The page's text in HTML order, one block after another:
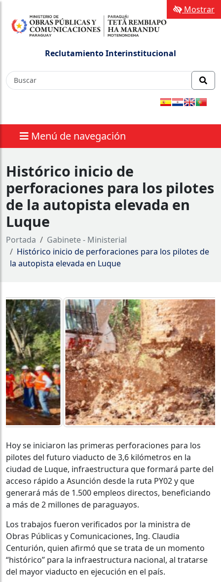
Reclutamiento Interinstitucional
Menú de navegación
Mostrar
Histórico inicio de
perforaciones para los pilotes
de la autopista elevada en
Luque
Portada
Gabinete - Ministerial
Histórico inicio de perforaciones para los pilotes de
la autopista elevada en Luque
Hoy se iniciaron las primeras perforaciones para los
pilotes del futuro viaducto de 3,6 kilómetros en la
ciudad de Luque, infraestructura que formará parte del
acceso rápido a Asunción desde la ruta PY02 y que
generará más de 1.500 empleos directos, beneficiando
a más de 2 millones de paraguayos.
Los trabajos fueron verificados por la ministra de
Obras Públicas y Comunicaciones, Ing. Claudia
Centurión, quien afirmó que se trata de un momento
“histórico” para la infraestructura nacional, al tratarse
del mayor viaducto en ejecución en el país.